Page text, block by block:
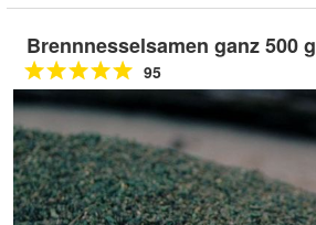
Brennnesselsamen ganz 500 g
95